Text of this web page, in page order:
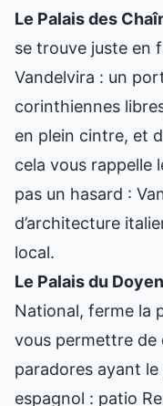
Le Palais des
se trouve juste en
Vandelvira : un
corinthiennes
en plein cintre, et
cela vous rappelle
pas un hasard :
d’architecture
local.
Le Palais du
National, ferme la
vous permettre de
paradores ayant
espagnol : patio